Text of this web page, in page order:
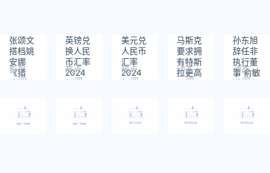
张颂文
搭档姚
安娜
《猎
冰》2
开播
影视
阅
672
英镑兑
换人民
币汇率
2024
年2月
热点
阅
473
美元兑
人民币
汇率
2024
年1月
热点
阅
马斯克
要求拥
有特斯
拉更高
投票
则不排
除离开
公司
动态
阅
662
孙东旭
辞任非
执行董
事 俞敏
洪：小
离开东
方甄选
动态
阅
635